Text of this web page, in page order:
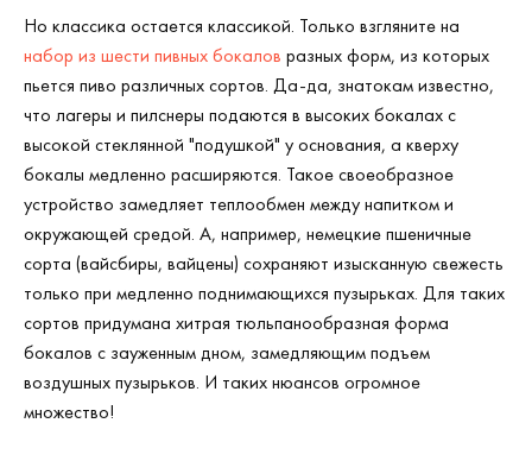
Но классика остается классикой. Только взгляните на
набор из шести пивных бокалов разных форм, из которых
пьется пиво различных сортов. Да-да, знатокам известно,
что лагеры и пилснеры подаются в высоких бокалах с
высокой стеклянной "подушкой" у основания, а кверху
бокалы медленно расширяются. Такое своеобразное
устройство замедляет теплообмен между напитком и
окружающей средой. А, например, немецкие пшеничные
сорта (вайсбиры, вайцены) сохраняют изысканную свежесть
только при медленно поднимающихся пузырьках. Для таких
сортов придумана хитрая тюльпанообразная форма
бокалов с зауженным дном, замедляющим подъем
воздушных пузырьков. И таких нюансов огромное
множество!